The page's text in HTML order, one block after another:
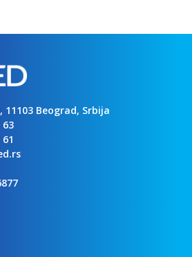
11103 Beograd, Srbija
63